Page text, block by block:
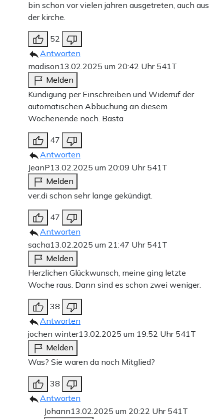
bin schon vor vielen jahren ausgetreten, auch aus
der kirche.
52
Antworten
madison13.02.2025 um 20:42 Uhr 541T
Melden
Kündigung per Einschreiben und Widerruf der
automatischen Abbuchung an diesem
Wochenende noch. Basta
47
Antworten
JeanP13.02.2025 um 20:09 Uhr 541T
Melden
ver.di schon sehr lange gekündigt.
47
Antworten
sacha13.02.2025 um 21:47 Uhr 541T
Melden
Herzlichen Glückwunsch, meine ging letzte
Woche raus. Dann sind es schon zwei weniger.
38
Antworten
jochen winter13.02.2025 um 19:52 Uhr 541T
Melden
Was? Sie waren da noch Mitglied?
38
Antworten
Johann13.02.2025 um 20:22 Uhr 541T